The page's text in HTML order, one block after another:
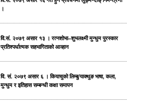
।
वि.सं. २०७९ असार १३ । रत्नशोभा–शुभलक्ष्मी मुन्धुम पुरस्कार
प्रतिश्पर्धात्मक सहभागिताको आव्हान
वि. सं. २०७९ असार ६ । कियाचुको लिम्बु/याक्थुङ भाषा, कला,
मुन्धुम र इतिहास सम्बन्धी कक्षा समापन